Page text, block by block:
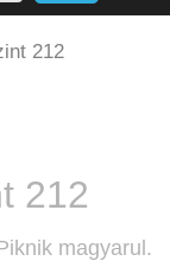
212
212
magyarul.